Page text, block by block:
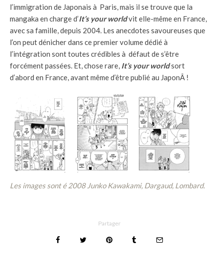
l’immigration de Japonais à Paris, mais il se trouve que la
mangaka en charge d’It’s your worldvit elle-même en France,
avec sa famille, depuis 2004. Les anecdotes savoureuses que
l’on peut dénicher dans ce premier volume dédié à
l’intégration sont toutes crédibles à défaut de s’être
forcément passées. Et, chose rare, It’s your worldsort
d’abord en France, avant même d’être publié au JaponÂ !
Les images sont é 2008 Junko Kawakami, Dargaud, Lombard.
Partager